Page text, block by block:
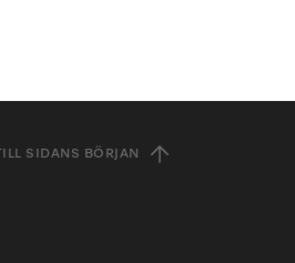
SIDANS BÖRJAN